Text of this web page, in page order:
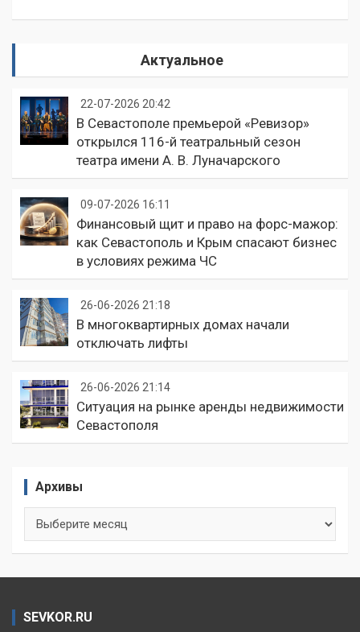
Актуальное
22-07-2026 20:42
В Севастополе премьерой «Ревизор»
открылся 116-й театральный сезон
театра имени А. В. Луначарского
09-07-2026 16:11
Финансовый щит и право на форс-мажор:
как Севастополь и Крым спасают бизнес
в условиях режима ЧС
26-06-2026 21:18
В многоквартирных домах начали
отключать лифты
26-06-2026 21:14
Ситуация на рынке аренды недвижимости
Севастополя
Архивы
SEVKOR.RU